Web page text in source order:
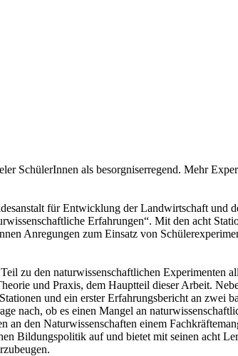
SchülerInnen als besorgniserregend. Mehr
für Entwicklung der Landwirtschaft und
Erfahrungen“. Mit den acht
Anregungen zum Einsatz von
zu den naturwissenschaftlichen Experimenten
und Praxis, dem Hauptteil dieser Arbeit.
und ein erster Erfahrungsbericht an zwei
nach, ob es einen Mangel an
an den Naturwissenschaften einem
Bildungspolitik auf und bietet mit seinen acht